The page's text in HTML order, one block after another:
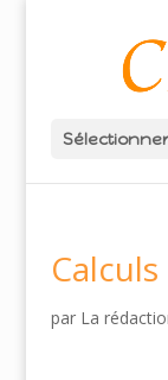
Calculs
par La